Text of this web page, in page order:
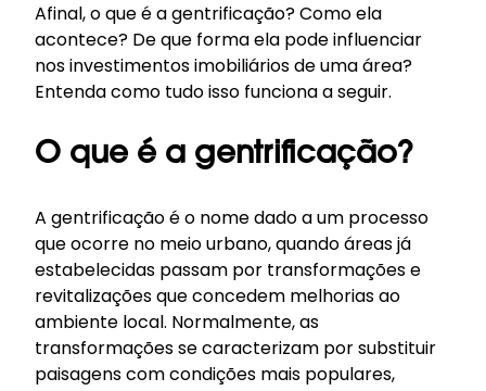
Afinal, o que é a gentrificação? Como ela
acontece? De que forma ela pode influenciar
nos investimentos imobiliários de uma área?
Entenda como tudo isso funciona a seguir.
O que é a gentrificação?
A gentrificação é o nome dado a um processo
que ocorre no meio urbano, quando áreas já
estabelecidas passam por transformações e
revitalizações que concedem melhorias ao
ambiente local. Normalmente, as
transformações se caracterizam por substituir
paisagens com condições mais populares,